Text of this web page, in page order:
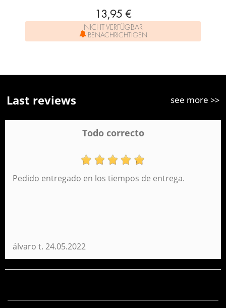
13,95 €
NICHT VERFÜGBAR
BENACHRICHTIGEN
Last reviews see more >>
Todo correcto
Pedido entregado en los tiempos de entrega.
álvaro t. 24.05.2022